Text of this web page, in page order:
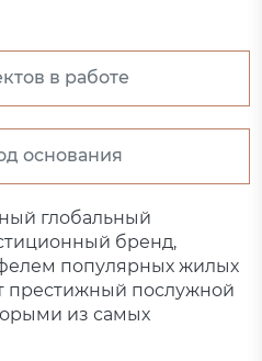
в работе
основания
глобальный
бренд,
популярных жилых
престижный послужной
из самых